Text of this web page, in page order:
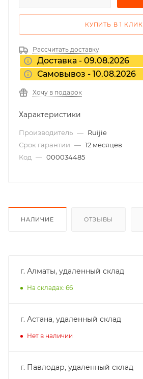
КУПИТЬ В 1 КЛИК
Рассчитать доставку
Доставка - 09.08.2026
Самовывоз - 10.08.2026
Хочу в подарок
Характеристики
Производитель — Ruijie
Срок гарантии — 12 месяцев
Код — 000034485
НАЛИЧИЕ ОТЗЫВЫ
г. Алматы, удаленный склад
На складах: 66
г. Астана, удаленный склад
Нет в наличии
г. Павлодар, удаленный склад